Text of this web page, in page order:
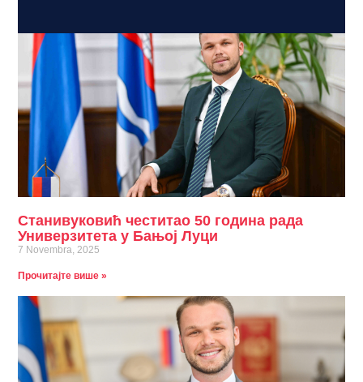
Станивуковић честитао 50 година рада
Универзитета у Бањој Луци
7 Novembra, 2025
Прочитајте више »